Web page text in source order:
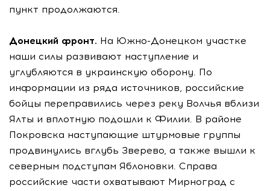
пункт продолжаются.
Донецкий фронт. На Южно-Донецком участке
наши силы развивают наступление и
углубляются в украинскую оборону. По
информации из ряда источников, российские
бойцы переправились через реку Волчья вблизи
Ялты и вплотную подошли к Филии. В районе
Покровска наступающие штурмовые группы
продвинулись вглубь Зверево, а также вышли к
северным подступам Яблоновки. Справа
российские части охватывают Мирноград с